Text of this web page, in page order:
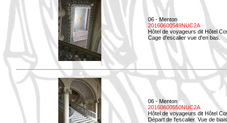
06 - Menton
20160600549NUC2A
Hôtel de voyageurs dit Hôtel
Cage d'escalier vue d'en bas.
06 - Menton
20160600550NUC2A
Hôtel de voyageurs dit Hôtel
Départ de l'escalier. Vue de